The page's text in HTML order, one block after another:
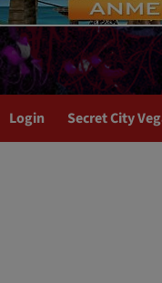
Login Secret City